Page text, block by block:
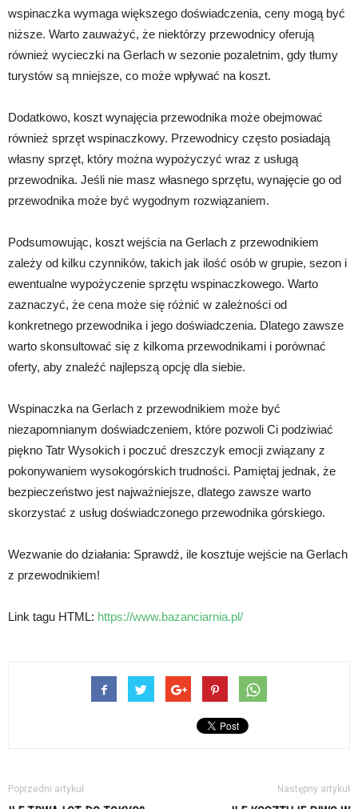
wspinaczka wymaga większego doświadczenia, ceny mogą być
niższe. Warto zauważyć, że niektórzy przewodnicy oferują
również wycieczki na Gerlach w sezonie pozaletnim, gdy tłumy
turystów są mniejsze, co może wpływać na koszt.
Dodatkowo, koszt wynajęcia przewodnika może obejmować
również sprzęt wspinaczkowy. Przewodnicy często posiadają
własny sprzęt, który można wypożyczyć wraz z usługą
przewodnika. Jeśli nie masz własnego sprzętu, wynajęcie go od
przewodnika może być wygodnym rozwiązaniem.
Podsumowując, koszt wejścia na Gerlach z przewodnikiem
zależy od kilku czynników, takich jak ilość osób w grupie, sezon i
ewentualne wypożyczenie sprzętu wspinaczkowego. Warto
zaznaczyć, że cena może się różnić w zależności od
konkretnego przewodnika i jego doświadczenia. Dlatego zawsze
warto skonsultować się z kilkoma przewodnikami i porównać
oferty, aby znaleźć najlepszą opcję dla siebie.
Wspinaczka na Gerlach z przewodnikiem może być
niezapomnianym doświadczeniem, które pozwoli Ci podziwiać
piękno Tatr Wysokich i poczuć dreszczyk emocji związany z
pokonywaniem wysokogórskich trudności. Pamiętaj jednak, że
bezpieczeństwo jest najważniejsze, dlatego zawsze warto
skorzystać z usług doświadczonego przewodnika górskiego.
Wezwanie do działania: Sprawdź, ile kosztuje wejście na Gerlach
z przewodnikiem!
Link tagu HTML: https://www.bazanciarnia.pl/
Poprzedni artykuł Następny artykuł